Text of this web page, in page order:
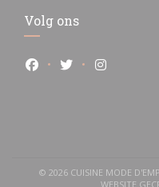
Volg ons
Facebook ((opent in
Twitter ((opent
© 2026 CUISINE MODE
WEBSITE